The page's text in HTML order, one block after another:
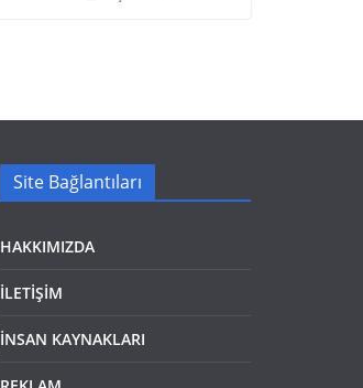
Site Bağlantıları
HAKKIMIZDA
İLETİŞİM
İNSAN KAYNAKLARI